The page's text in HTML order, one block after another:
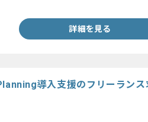
詳細を見る
導入支援のフリーラン